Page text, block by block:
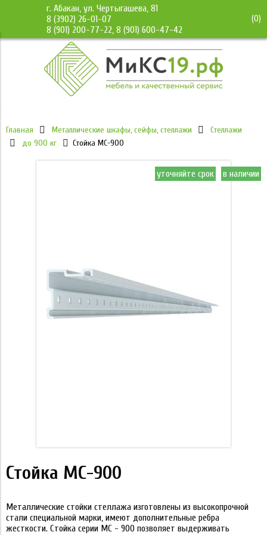
г. Абакан, ул. Чертыгашева, 81
8 (3902) 26-01-07
8 (901) 200-77-22, 8 (901) 600-47-42
(0)
Главная Металлические шкафы, сейфы, стеллажи
Стеллажи
до 900 кг
Стойка МС-900
уточняйте срок в наличии
Стойка МС-900
Металлические стойки стеллажа изготовлены из высокопрочной
стали специальной марки, имеют дополнительные ребра
жесткости. Стойка серии МС - 900 позволяет выдерживать